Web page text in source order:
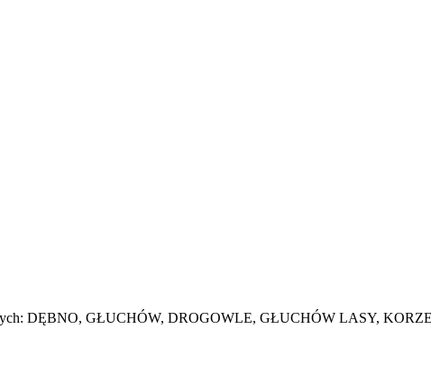
DĘBNO, GŁUCHÓW, DROGOWLE, GŁUCHÓW LASY,